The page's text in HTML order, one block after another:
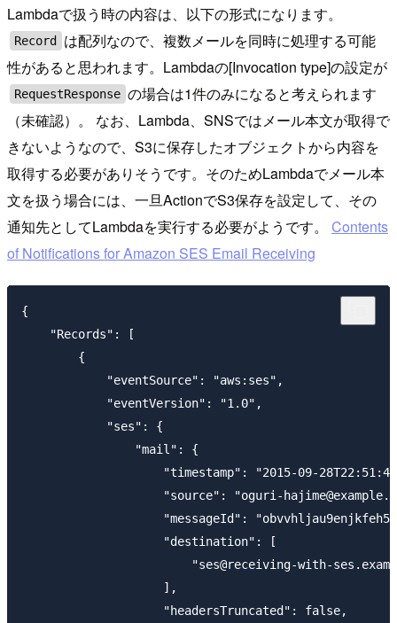
Lambdaで扱う時の内容は、以下の形式になります。
Record
は配列なので、複数メールを同時に処理する可能
性があると思われます。Lambdaの[Invocation type]の設定が
RequestResponse の場合は1件のみになると考えられます
（未確認）。 なお、Lambda、SNSではメール本文が取得で
きないようなので、S3に保存したオブジェクトから内容を
取得する必要がありそうです。そのためLambdaでメール本
文を扱う場合には、一旦ActionでS3保存を設定して、その
通知先としてLambdaを実行する必要がようです。 Contents
of Notifications for Amazon SES Email Receiving
{
    "Records": [
        {
            "eventSource": "aws:ses",
            "eventVersion": "1.0",
            "ses": {
                "mail": {
"timestamp": "2015-09-
"source": "oguri-
"messageId":
                    "destination": [
"ses@receiving-with-
                    ],
                    "headersTruncated": false,